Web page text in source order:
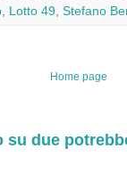
Lotto 49 Stefano
Home page
su due